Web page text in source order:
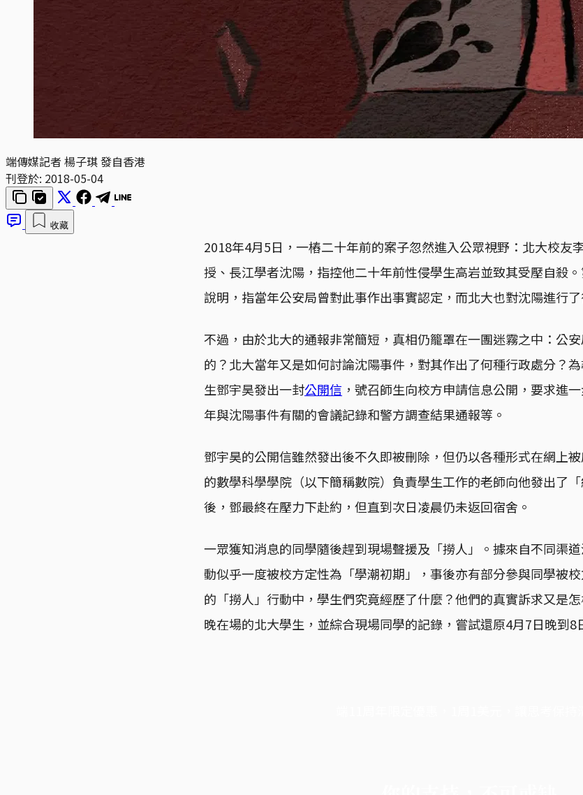
端傳媒記者 楊子琪 發自香港
刊登於: 2018-05-04
收藏
2018年4月5日，一樁二十年前的案子忽然進入公眾視野：北大校友
授、長江學者沈陽，指控他二十年前性侵學生高岩並致其受壓自殺
說明，指當年公安局曾對此事作出事實認定，而北大也對沈陽進行了
不過，由於北大的通報非常簡短，真相仍籠罩在一團迷霧之中：公
的？北大當年又是如何討論沈陽事件，對其作出了何種行政處分？
生鄧宇昊發出一封公開信 ，號召師生向校方申請信息公開，要求進
年與沈陽事件有關的會議記錄和警方調查結果通報等。
鄧宇昊的公開信雖然發出後不久即被刪除，但仍以各種形式在網上
的數學科學學院（以下簡稱數院）負責學生工作的老師向他發出了
後，鄧最終在壓力下赴約，但直到次日凌晨仍未返回宿舍。
一眾獲知消息的同學隨後趕到現場聲援及「撈人」。據來自不同渠
動似乎一度被校方定性為「學潮初期」，事後亦有部分參與同學被
的「撈人」行動中，學生們究竟經歷了什麼？他們的真實訴求又是
晚在場的北大學生，並綜合現場同學的記錄，嘗試還原4月7日晚到8